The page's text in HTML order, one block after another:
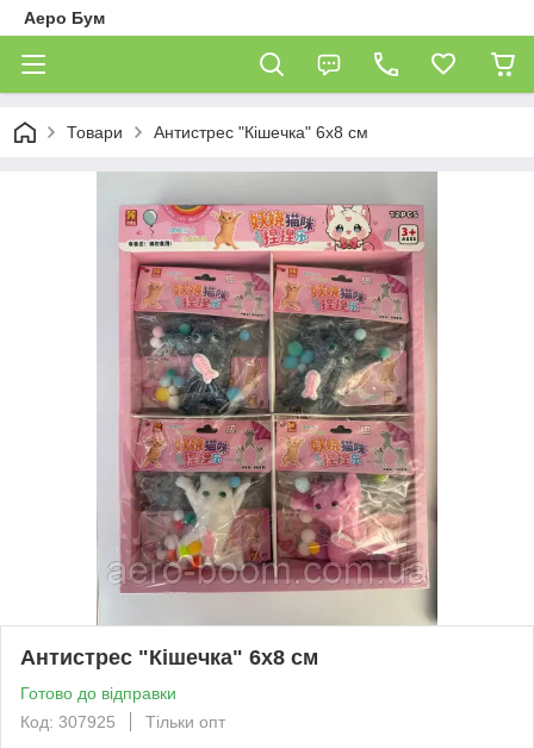
Аеро Бум
Товари Антистрес "Кішечка" 6х8 см
Антистрес "Кішечка" 6х8 см
Готово до відправки
Код: 307925
Тільки опт